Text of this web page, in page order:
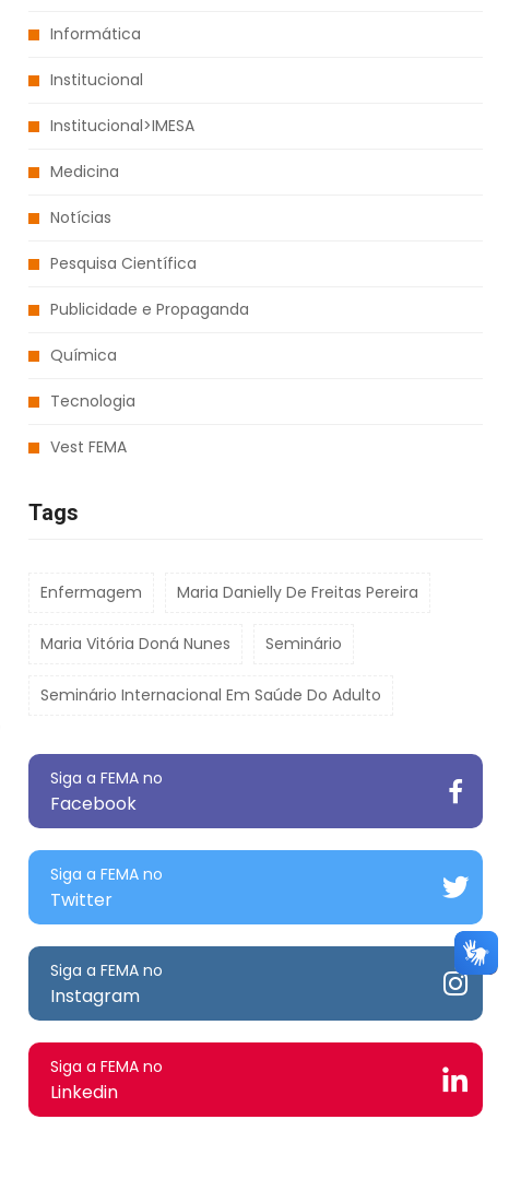
Informática
Institucional
Institucional>IMESA
Medicina
Notícias
Pesquisa Científica
Publicidade e Propaganda
Química
Tecnologia
Vest FEMA
Tags
Enfermagem Maria Danielly De Freitas Pereira
Maria Vitória Doná Nunes Seminário
Seminário Internacional Em Saúde Do Adulto
Siga a FEMA no
Facebook
Siga a FEMA no
Twitter
Siga a FEMA no
Instagram
Siga a FEMA no
Linkedin